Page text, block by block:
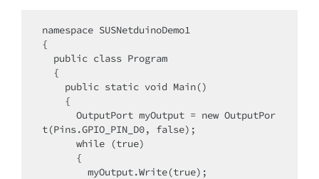
namespace SUSNetduinoDemo1
{
t(Pins.GPIO_PIN_D0, false);